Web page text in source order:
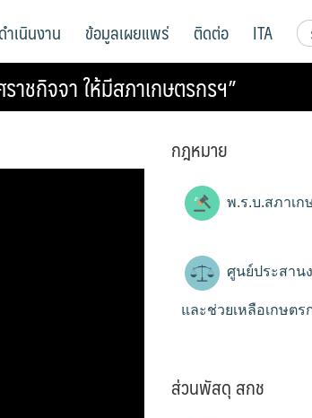
เนินงาน ข้อมูลเผยแพร่ ติดต่อ ITA
ชกิจจา ให้มีสภาเกษตรกรฯ”
กฎหมาย
พ.ร.บ.สภาเ
ศูนย์ประสาน
และช่วยเหลือเกษตร
ส่วนพัสดุ สกช